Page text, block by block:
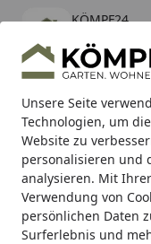
Unsere Seite
Technologien, um
Website zu
personalisieren und
analysieren. Mit
Verwendung von
persönlichen Daten
Surferlebnis und
KÖMPF24
kostenlos - Im
Alle Produkte
Mein Konto
Suchen
Karibu Pools
Starterset